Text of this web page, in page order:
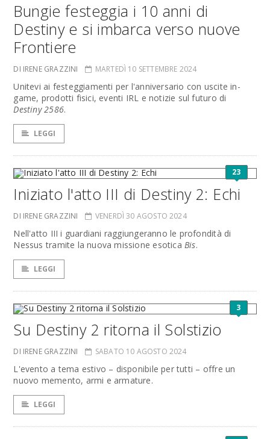
Bungie festeggia i 10 anni di
Destiny e si imbarca verso nuove
Frontiere
DI IRENE GRAZZINI MARTEDÌ 10 SETTEMBRE 2024
Unitevi ai festeggiamenti per l'anniversario con uscite in-
game, prodotti fisici, eventi IRL e notizie sul futuro di
Destiny 2586.
LEGGI
23
Iniziato l'atto III di Destiny 2: Echi
DI IRENE GRAZZINI VENERDÌ 30 AGOSTO 2024
Nell'atto III i guardiani raggiungeranno le profondità di
Nessus tramite la nuova missione esoticaBis.
LEGGI
3
Su Destiny 2 ritorna il Solstizio
DI IRENE GRAZZINI SABATO 10 AGOSTO 2024
L'evento a tema estivo – disponibile per tutti – offre un
nuovo memento, armi e armature.
LEGGI